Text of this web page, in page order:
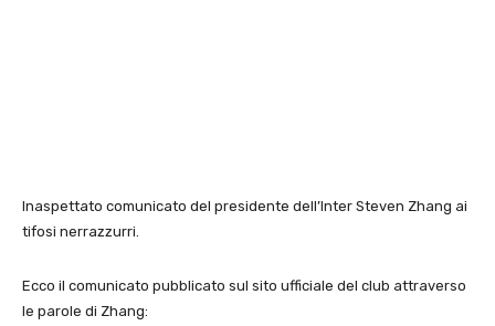
Inaspettato comunicato del presidente dell’Inter Steven Zhang ai
tifosi nerrazzurri.
Ecco il comunicato pubblicato sul sito ufficiale del club attraverso
le parole di Zhang: